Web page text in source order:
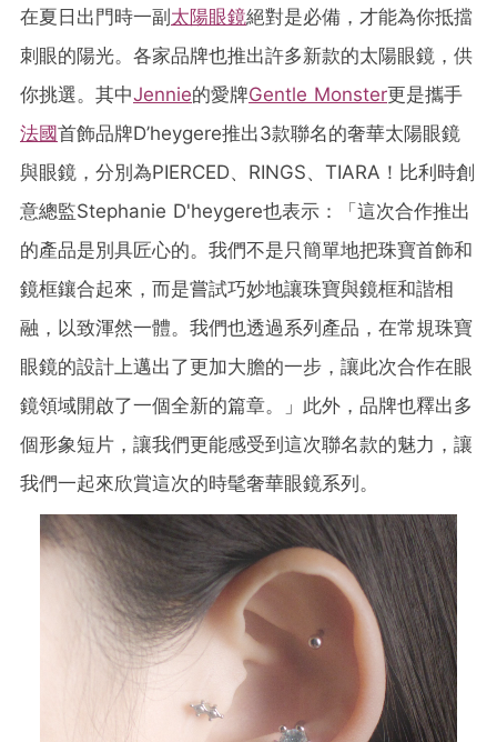
在夏日出門時一副太陽眼鏡絕對是必備，才能為你抵擋
刺眼的陽光。各家品牌也推出許多新款的太陽眼鏡，供
你挑選。其中Jennie的愛牌Gentle Monster更是攜手
法國首飾品牌D’heygere推出3款聯名的奢華太陽眼鏡
與眼鏡，分別為PIERCED、RINGS、TIARA！比利時創
意總監Stephanie D'heygere也表示：「這次合作推出
的產品是別具匠心的。我們不是只簡單地把珠寶首飾和
鏡框鑲合起來，而是嘗試巧妙地讓珠寶與鏡框和諧相
融，以致渾然一體。我們也透過系列產品，在常規珠寶
眼鏡的設計上邁出了更加大膽的一步，讓此次合作在眼
鏡領域開啟了一個全新的篇章。」此外，品牌也釋出多
個形象短片，讓我們更能感受到這次聯名款的魅力，讓
我們一起來欣賞這次的時髦奢華眼鏡系列。